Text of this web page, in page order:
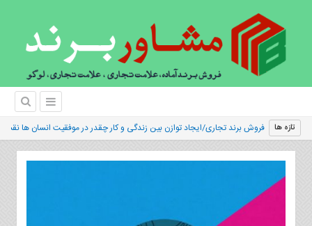
تازه ها فروش برند تجاری/ایجاد توازن بین زندگی و کار چقدر در موفقیت انسان ها نقش